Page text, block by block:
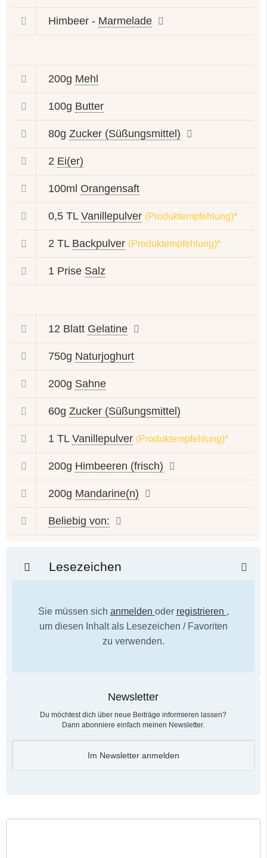
Himbeer - Marmelade
200g Mehl
100g Butter
80g Zucker (Süßungsmittel)
2 Ei(er)
100ml Orangensaft
0,5 TL Vanillepulver (Produktempfehlung)*
2 TL Backpulver (Produktempfehlung)*
1 Prise Salz
12 Blatt Gelatine
750g Naturjoghurt
200g Sahne
60g Zucker (Süßungsmittel)
1 TL Vanillepulver (Produktempfehlung)*
200g Himbeeren (frisch)
200g Mandarine(n)
Beliebig von:
Lesezeichen
Sie müssen sich anmelden oder registrieren ,
um diesen Inhalt als Lesezeichen / Favoriten
zu verwenden.
Newsletter
Du möchtest dich über neue Beiträge informieren lassen?
Dann abonniere einfach meinen Newsletter.
Im Newsletter anmelden